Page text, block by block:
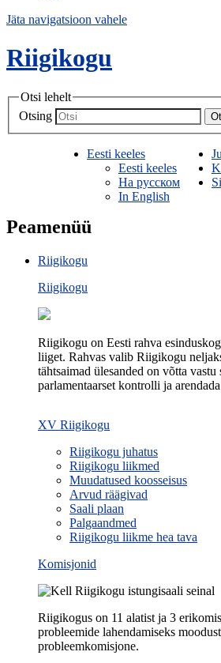
Jäta navigatsioon vahele
Riigikogu
Otsi lehelt
Otsing
Eesti keeles
Eesti keeles
На русском
In English
Peamenüü
Riigikogu
Riigikogu
Riigikogu on Eesti rahva
liiget. Rahvas valib Riigikogu
tähtsaimad ülesanded on võtta vastu
parlamentaarset kontrolli ja
XV Riigikogu
Riigikogu juhatus
Riigikogu liikmed
Muudatused koosseisus
Arvud räägivad
Saali plaan
Palgaandmed
Riigikogu liikme hea tava
Komisjonid
Riigikogus on 11 alatist ja 3
probleemide lahendamiseks
probleemkomisjone.